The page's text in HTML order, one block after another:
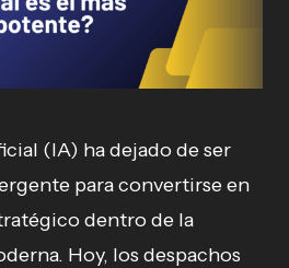
(IA) ha dejado de ser
para convertirse en
dentro de la
Hoy, los despachos